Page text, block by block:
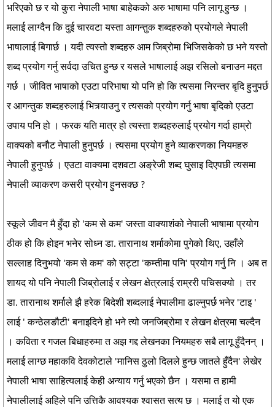
भरिएको छ र यो कुरा नेपाली भाषा बाहेकको अरु भाषामा पनि लागू हुन्छ ।
मलाई लाग्दैन कि दुई चारवटा यस्ता आगन्तुक शब्दहरुको प्रयोगले नेपाली
भाषालाई बिगार्छ । यदी त्यस्तो शब्दहरु आम जिब्रोमा भिजिसकेको छ भने यस्तो
शब्द प्रयोग गर्नु सर्वदा उचित हुन्छ र यसले भाषालाई अझ रसिलो बनाउन मद्दत
गर्छ । जीवित भाषाको एउटा परिभाषा यो पनि हो कि त्यसमा निरन्तर बृदि हुनुपर्छ
र आगन्तुक शब्दहरुलाई भित्र्याउनु र त्यसको प्रयोग गर्नु भाषा बृदिको एउटा
उपाय पनि हो । फरक यति मात्र हो त्यस्ता शब्दहरुलाई प्रयोग गर्दा हाम्रो
वाक्यको बनौट नेपाली हुनुपर्छ । त्यसमा प्रयोग हुने व्याकरणका नियमहरु
नेपाली हुनुपर्छ । एउटा वाक्यमा दशवटा अङ्रेजी शब्द घुसाइ दिएपछी त्यसमा
नेपाली व्याकरण कसरी प्रयोग हुनसक्छ ?
स्कूले जीवन मै हुँदा हो 'कम से कम' जस्ता वाक्याशंको नेपाली भाषामा प्रयोग
ठीक हो कि होइन भनेर सोध्न डा. तारानाथ शर्माकोमा पुगेको थिए, उहाँले
सल्लाह दिनुभयो 'कम से कम' को सट्टा 'कम्तीमा पनि' प्रयोग गर्नु नि । अब त
शायद यो पनि नेपाली जिब्रोलाई र लेखन क्षेत्रलाई राम्ररी पचिसक्यो । तर
डा. तारानाथ शर्माले झै हरेक बिदेशी शब्दलाई नेपालीमा ढाल्नुपर्छ भनेर 'टाइ '
लाई ' कन्ठेलङौटी' बनाइदिने हो भने त्यो जनजिब्रोमा र लेखन क्षेत्रमा चल्दैन
। कविता र गजल बिधाहरुमा त अझ गद्द लेखनका नियमहरु सबै लागू हुँदैनन् ।
मलाई लाग्छ महाकवि देवकोटाले 'मानिस ठुलो दिलले हुन्छ जातले हुँदैन' लेखेर
नेपाली भाषा साहित्यलाई केही अन्याय गर्नु भएको छैन । यसमा त हामी
नेपालीलाई अहिले पनि उत्तिकै आवश्यक श्वासत सत्य छ । मलाई त यो एक